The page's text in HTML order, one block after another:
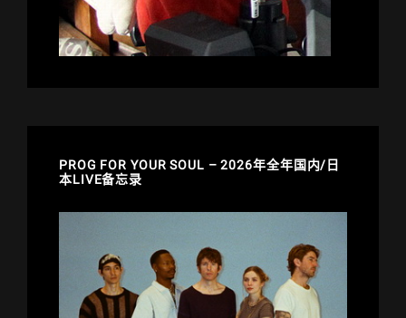
PROG FOR YOUR SOUL – 2026年全年国内/日
本LIVE备忘录